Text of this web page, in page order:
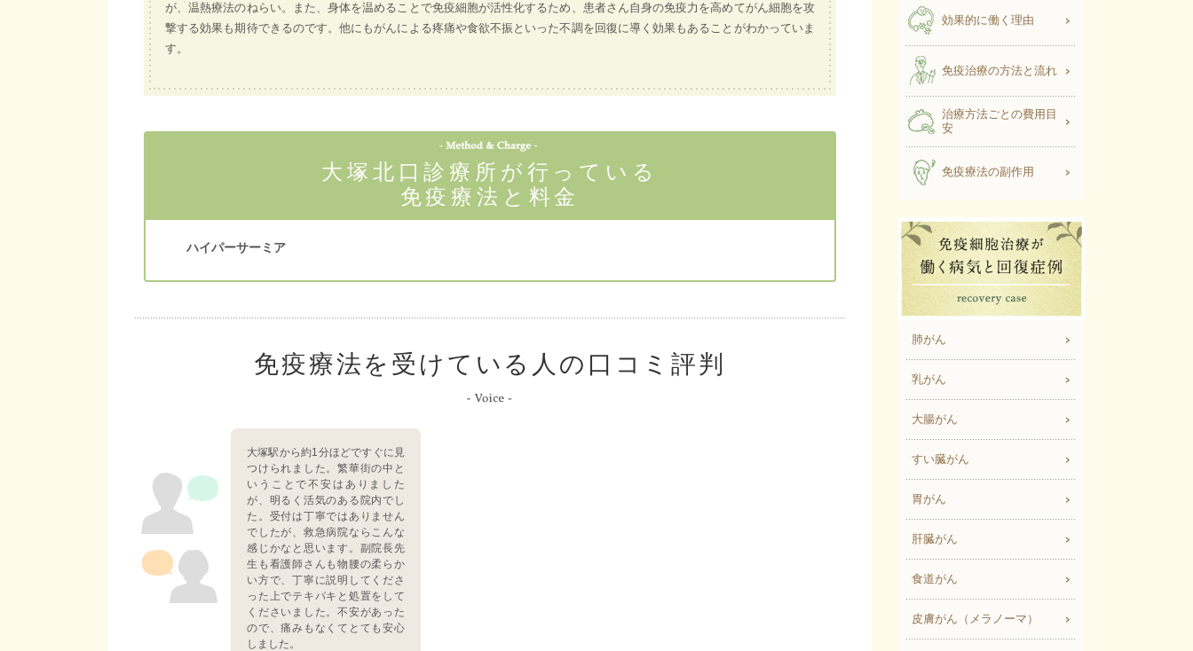
が、温熱療法のねらい。また、身体を温めることで免疫細胞が活性化するため、患者さん自身の免疫力を高めてがん細胞を攻
撃する効果も期待できるのです。他にもがんによる疼痛や食欲不振といった不調を回復に導く効果もあることがわかっていま
す。
大塚北口診療所が行っている
免疫療法と料金
ハイパーサーミア
免疫療法を受けている人の口コミ評判
大塚駅から約1分ほどですぐに見
つけられました。繁華街の中と
いうことで不安はありました
が、明るく活気のある院内でし
た。受付は丁寧ではありません
でしたが、救急病院ならこんな
感じかなと思います。副院長先
生も看護師さんも物腰の柔らか
い方で、丁寧に説明してくださ
った上でテキパキと処置をして
くださいました。不安があった
ので、痛みもなくてとても安心
しました。
効果的に働く理由
免疫治療の方法と流れ
治療方法ごとの費用目
安
免疫療法の副作用
肺がん
乳がん
大腸がん
すい臓がん
胃がん
肝臓がん
食道がん
皮膚がん（メラノーマ）